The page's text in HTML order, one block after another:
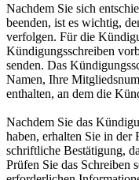
Nachdem Sie sich
beenden, ist es wichtig,
verfolgen. Für die
Kündigungsschreiben
senden. Das
Namen, Ihre
enthalten, an dem die
Nachdem Sie das
haben, erhalten Sie in der
schriftliche Bestätigung,
Prüfen Sie das Schreiben